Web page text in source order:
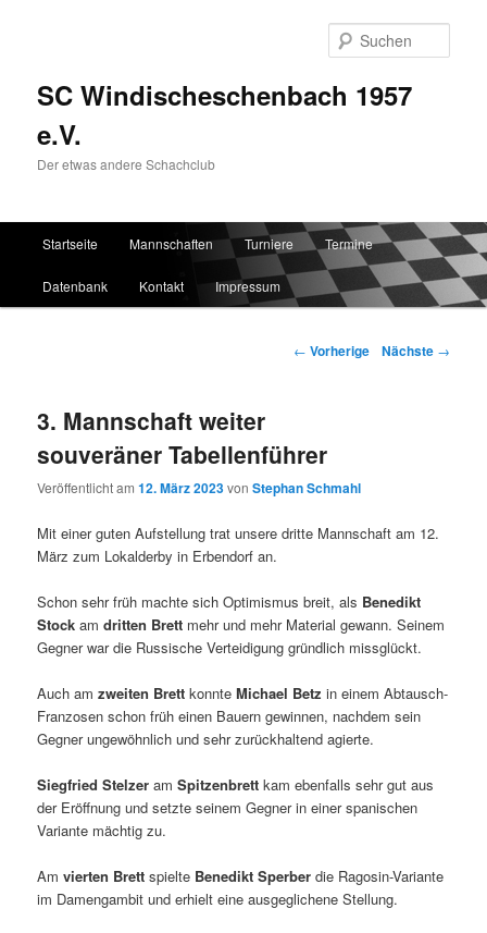
SC Windischeschenbach 1957
e.V.
Der etwas andere Schachclub
Zum Inhalt wechseln
Zum sekundären Inhalt wechseln
Startseite Mannschaften Turniere Termine
Datenbank Kontakt Impressum
Artikelnavigation
← Vorherige Nächste →
3. Mannschaft weiter
souveräner Tabellenführer
Veröffentlicht am12. März 2023vonStephan Schmahl
Mit einer guten Aufstellung trat unsere dritte Mannschaft am 12.
März zum Lokalderby in Erbendorf an.
Schon sehr früh machte sich Optimismus breit, als Benedikt
Stock amdritten Brett mehr und mehr Material gewann. Seinem
Gegner war die Russische Verteidigung gründlich missglückt.
Auch amzweiten Brett konnteMichael Betz in einem Abtausch-
Franzosen schon früh einen Bauern gewinnen, nachdem sein
Gegner ungewöhnlich und sehr zurückhaltend agierte.
Siegfried Stelzer amSpitzenbrett kam ebenfalls sehr gut aus
der Eröffnung und setzte seinem Gegner in einer spanischen
Variante mächtig zu.
Amvierten Brett spielte Benedikt Sperber die Ragosin-Variante
im Damengambit und erhielt eine ausgeglichene Stellung.